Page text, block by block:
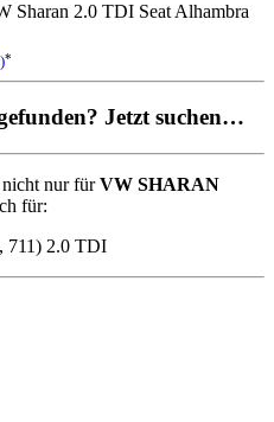
Sharan 2.0 TDI Seat Alhambra
*
Jetzt suchen…
nicht nur fürVW SHARAN
für:
711) 2.0 TDI